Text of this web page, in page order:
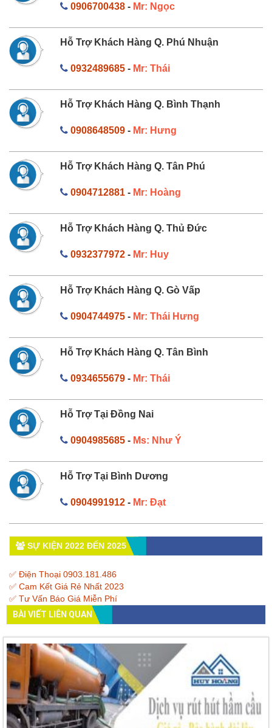
0906700438- Mr: Ngọc
Hỗ Trợ Khách Hàng Q. Phú Nhuận
0932489685- Mr: Thái
Hỗ Trợ Khách Hàng Q. Bình Thạnh
0908648509- Mr: Hưng
Hỗ Trợ Khách Hàng Q. Tân Phú
0904712881- Mr: Hoàng
Hỗ Trợ Khách Hàng Q. Thủ Đức
0932377972- Mr: Huy
Hỗ Trợ Khách Hàng Q. Gò Vấp
0904744975- Mr: Thái Hưng
Hỗ Trợ Khách Hàng Q. Tân Bình
0934655679- Mr: Thái
Hỗ Trợ Tại Đồng Nai
0904985685- Ms: Như Ý
Hỗ Trợ Tại Bình Dương
0904991912- Mr: Đạt
SỰ KIỆN 2022 ĐẾN 2025
✅ Điện Thoại 0903.181.486
✅ Cam Kết Giá Rẻ Nhất 2023
✅ Tư Vấn Báo Giá Miễn Phí
BÀI VIẾT LIÊN QUAN